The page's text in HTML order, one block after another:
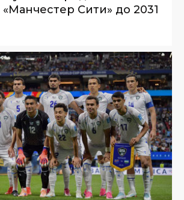
«Манчестер Сити» до 2031